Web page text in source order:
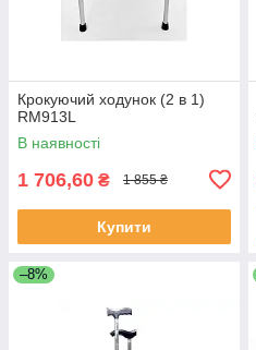
Крокуючий ходунок (2 в 1)
RM913L
В наявності
1 706,60 ₴ 1 855 ₴
Купити
–8%